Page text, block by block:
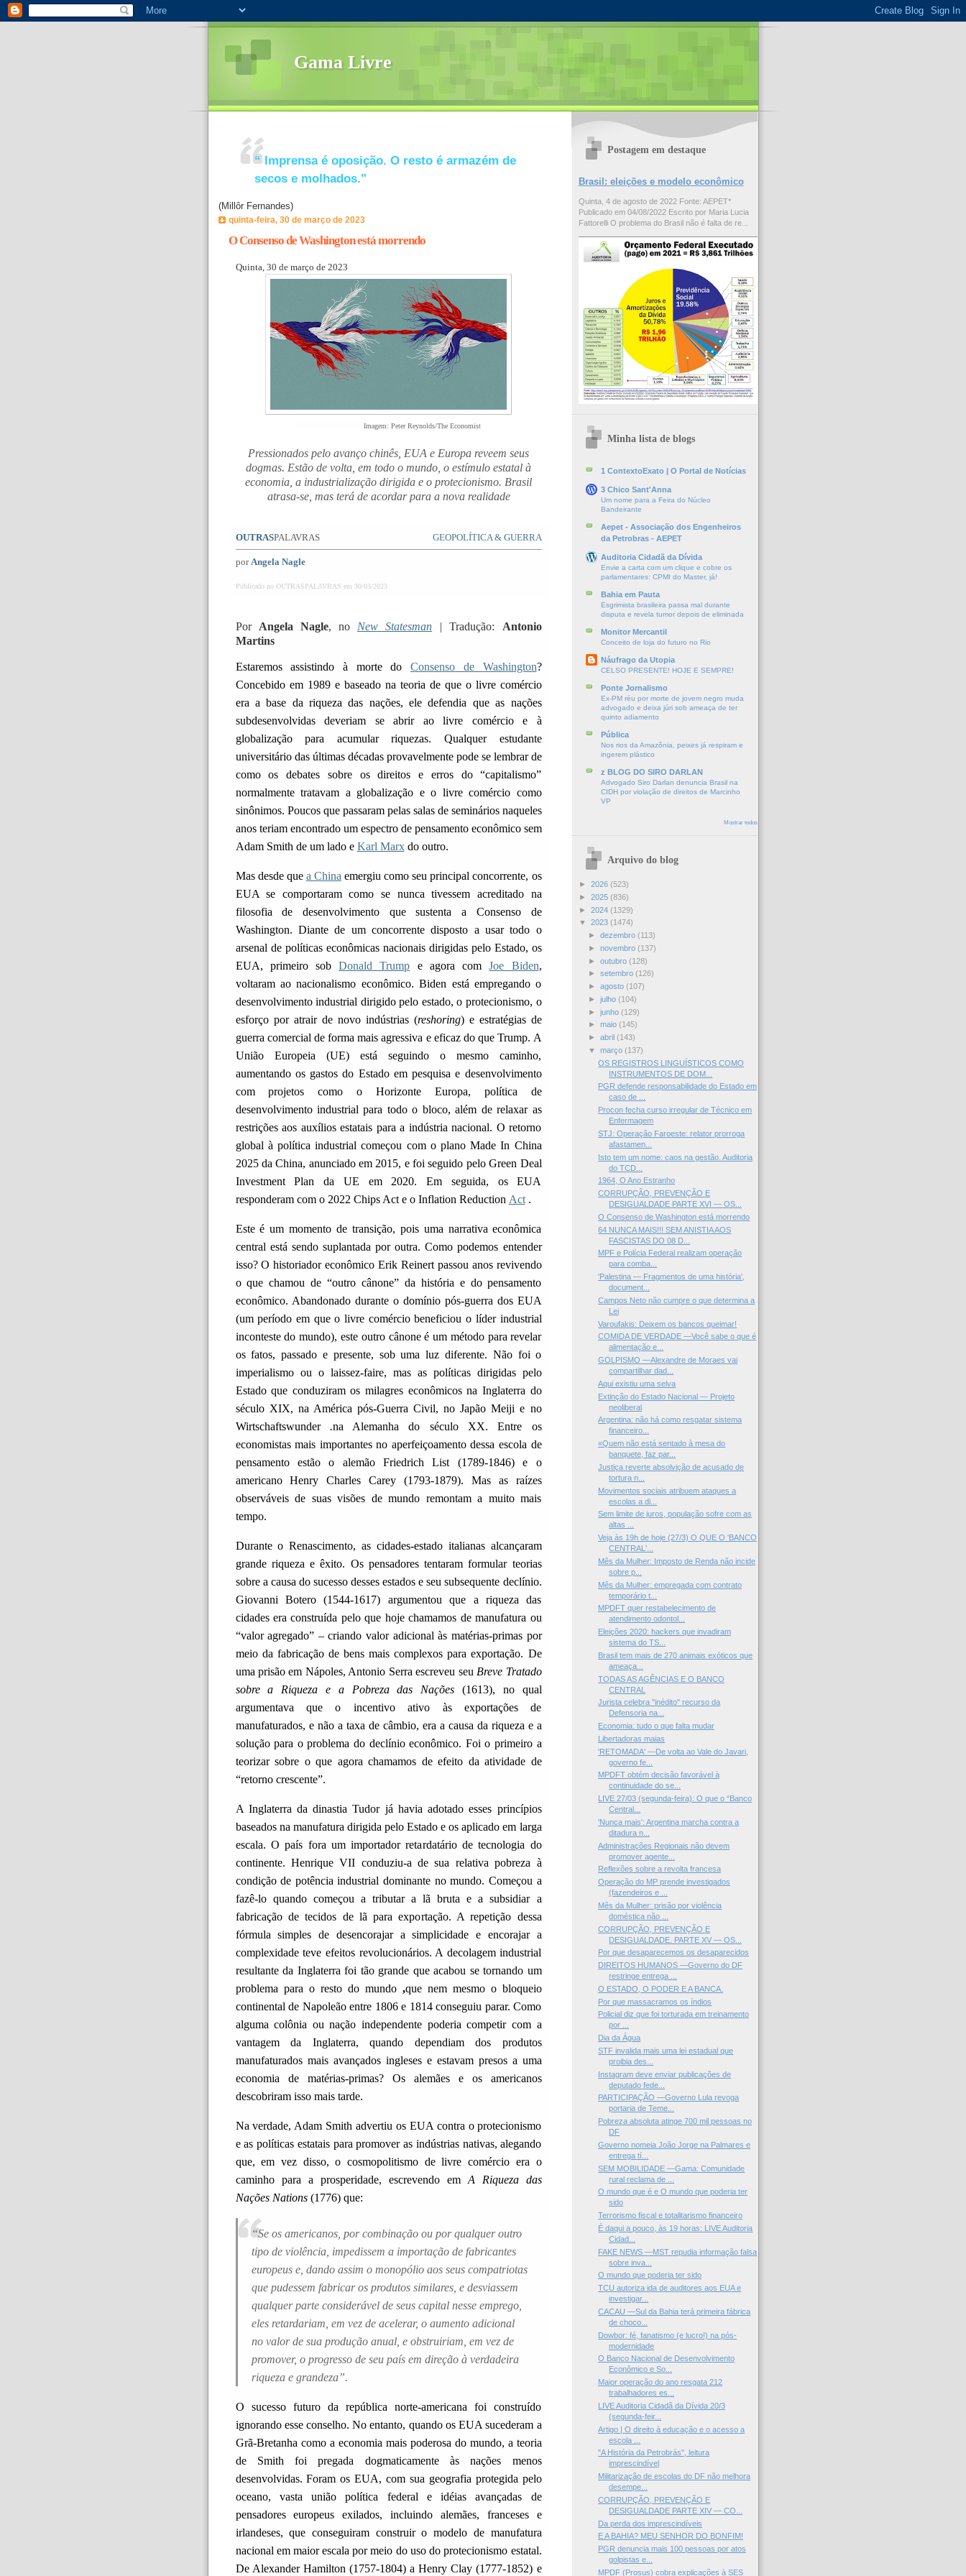
Gama Livre
“ Imprensa é oposição. O resto é armazém de
secos e molhados."
(Millôr Fernandes)
quinta-feira, 30 de março de 2023
O Consenso de Washington está morrendo
Quinta, 30 de março de 2023
Imagem: Peter Reynolds/The Economist
Pressionados pelo avanço chinês, EUA e Europa reveem seus
dogmas. Estão de volta, em todo o mundo, o estímulo estatal à
economia, a industrialização dirigida e o protecionismo. Brasil
atrasa-se, mas terá de acordar para a nova realidade
OUTRASPALAVRAS GEOPOLÍTICA & GUERRA
por Angela Nagle
Publicado no OUTRASPALAVRAS em 30/03/2023
Por Angela Nagle, no New Statesman |Tradução:
Antonio
Martins
Estaremos assistindo à morte doConsenso de Washington?
Concebido em 1989 e baseado na teoria de que o livre comércio
era a base da riqueza das nações, ele defendia que as nações
subdesenvolvidas deveriam se abrir ao livre comércio e à
globalização para acumular riquezas. Qualquer estudante
universitário das últimas décadas provavelmente pode se lembrar de
como os debates sobre os direitos e erros do “capitalismo”
normalmente tratavam a globalização e o livre comércio como
sinônimos. Poucos que passaram pelas salas de seminários naqueles
anos teriam encontrado um espectro de pensamento econômico sem
Adam Smith de um lado e Karl Marxdo outro.
Mas desde que a China emergiu como seu principal concorrente, os
EUA se comportaram como se nunca tivessem acreditado na
filosofia de desenvolvimento que sustenta a Consenso de
Washington. Diante de um concorrente disposto a usar todo o
arsenal de políticas econômicas nacionais dirigidas pelo Estado, os
EUA, primeiro sobDonald Trump e agora comJoe Biden,
voltaram ao nacionalismo econômico. Biden está empregando o
desenvolvimento industrial dirigido pelo estado, o protecionismo, o
esforço por atrair de novo indústrias (reshoring) e estratégias de
guerra comercial de forma mais agressiva e eficaz do que Trump. A
União Europeia (UE) está seguindo o mesmo caminho,
aumentando os gastos do Estado em pesquisa e desenvolvimento
com projetos como o Horizonte Europa, política de
desenvolvimento industrial para todo o bloco, além de relaxar as
restrições aos auxílios estatais para a indústria nacional. O retorno
global à política industrial começou com o plano Made In China
2025 da China, anunciado em 2015, e foi seguido pelo Green Deal
Investment Plan da UE em 2020. Em seguida, os EUA
responderam com o 2022 Chips Act e o Inflation Reduction Act.
Este é um momento de transição, pois uma narrativa econômica
central está sendo suplantada por outra. Como podemos entender
isso? O historiador econômico Erik Reinert passou anos revivendo
o que chamou de “outro cânone” da história e do pensamento
econômico. Abandonado durante o domínio pós-guerra dos EUA
(um período em que o livre comércio beneficiou o líder industrial
inconteste do mundo), este outro cânone é um método para revelar
os fatos, passado e presente, sob uma luz diferente. Não foi o
imperialismo ou o laissez-faire, mas as políticas dirigidas pelo
Estado que conduziram os milagres econômicos na Inglaterra do
século XIX, na América pós-Guerra Civil, no Japão Meiji e no
Wirtschaftswunder .na Alemanha do século XX. Entre os
economistas mais importantes no aperfeiçoamento dessa escola de
pensamento estão o alemão Friedrich List (1789-1846) e o
americano Henry Charles Carey (1793-1879). Mas as raízes
observáveis ​​de suas visões de mundo remontam a muito mais
tempo.
Durante o Renascimento, as cidades-estado italianas alcançaram
grande riqueza e êxito. Os pensadores tentaram formular teorias
sobre a causa do sucesso desses estados e seu subsequente declínio.
Giovanni Botero (1544-1617) argumentou que a riqueza das
cidades era construída pelo que hoje chamamos de manufatura ou
“valor agregado” – criando valor adicional às matérias-primas por
meio da fabricação de bens mais complexos para exportação. De
uma prisão em Nápoles, Antonio Serra escreveu seu Breve Tratado
sobre a Riqueza e a Pobreza das Nações (1613), no qual
argumentava que o incentivo ativo às exportações de
manufaturados, e não a taxa de câmbio, era a causa da riqueza e a
solução para o problema do declínio econômico. Foi o primeiro a
teorizar sobre o que agora chamamos de efeito da atividade de
“retorno crescente”.
A Inglaterra da dinastia Tudor já havia adotado esses princípios
baseados na manufatura dirigida pelo Estado e os aplicado em larga
escala. O país fora um importador retardatário de tecnologia do
continente. Henrique VII conduziu-a de sua relativa pobreza à
condição de potência industrial dominante no mundo. Começou a
fazê-lo quando começou a tributar a lã bruta e a subsidiar a
fabricação de tecidos de lã para exportação. A repetição dessa
fórmula simples de desencorajar a simplicidade e encorajar a
complexidade teve efeitos revolucionários. A decolagem industrial
resultante da Inglaterra foi tão grande que acabou se tornando um
problema para o resto do mundo ,que nem mesmo o bloqueio
continental de Napoleão entre 1806 e 1814 conseguiu parar. Como
alguma colônia ou nação independente poderia competir com a
vantagem da Inglaterra, quando dependiam dos produtos
manufaturados mais avançados ingleses e estavam presos a uma
economia de matérias-primas? Os alemães e os americanos
descobriram isso mais tarde.
Na verdade, Adam Smith advertiu os EUA contra o protecionismo
e as políticas estatais para promover as indústrias nativas, alegando
que, em vez disso, o cosmopolitismo de livre comércio era o
caminho para a prosperidade, escrevendo em A Riqueza das
Nações Nations(1776) que:
“Se os americanos, por combinação ou por qualquer outro
tipo de violência, impedissem a importação de fabricantes
europeus e, dando assim o monopólio aos seus compatriotas
que pudessem fabricar os produtos similares, e desviassem
qualquer parte considerável de seus capital nesse emprego,
eles retardariam, em vez de acelerar, o aumento adicional
no valor de sua produção anual, e obstruiriam, em vez de
promover, o progresso de seu país em direção à verdadeira
riqueza e grandeza”.
O sucesso futuro da república norte-americana foi construído
ignorando esse conselho. No entanto, quando os EUA sucederam a
Grã-Bretanha como a economia mais poderosa do mundo, a teoria
de Smith foi pregada dogmaticamente às nações menos
desenvolvidas. Foram os EUA, com sua geografia protegida pelo
oceano, vasta união política federal e idéias avançadas de
pensadores europeus exilados, incluindo alemães, franceses e
irlandeses, que conseguiram construir o modelo de manufatura
nacional em maior escala por meio do uso do protecionismo estatal.
De Alexander Hamilton (1757-1804) a Henry Clay (1777-1852) e
Postagem em destaque
Brasil: eleições e modelo econômico
Quinta, 4 de agosto de 2022 Fonte: AEPET*
Publicado em 04/08/2022 Escrito por Maria Lucia
Fattorelli O problema do Brasil não é falta de re...
Minha lista de blogs
1 ContextoExato | O Portal de Notícias
3 Chico Sant'Anna
Um nome para a Feira do Núcleo
Bandeirante
Aepet - Associação dos Engenheiros
da Petrobras - AEPET
Auditoria Cidadã da Dívida
Envie a carta com um clique e cobre os
parlamentares: CPMI do Master, já!
Bahia em Pauta
Esgrimista brasileira passa mal durante
disputa e revela tumor depois de eliminada
Monitor Mercantil
Conceito de loja do futuro no Rio
Náufrago da Utopia
CELSO PRESENTE! HOJE E SEMPRE!
Ponte Jornalismo
Ex-PM réu por morte de jovem negro muda
advogado e deixa júri sob ameaça de ter
quinto adiamento
Pública
Nos rios da Amazônia, peixes já respiram e
ingerem plástico
z BLOG DO SIRO DARLAN
Advogado Siro Darlan denuncia Brasil na
CIDH por violação de direitos de Marcinho
VP
Mostrar todos
Arquivo do blog
► 2026 (523)
► 2025 (836)
► 2024 (1329)
▼ 2023 (1474)
► dezembro (113)
► novembro (137)
► outubro (128)
► setembro (126)
► agosto (107)
► julho (104)
► junho (129)
► maio (145)
► abril (143)
▼ março (137)
OS REGISTROS LINGUÍSTICOS COMO
INSTRUMENTOS DE DOM...
PGR defende responsabilidade do Estado em
caso de ...
Procon fecha curso irregular de Técnico em
Enfermagem
STJ: Operação Faroeste: relator prorroga
afastamen...
Isto tem um nome: caos na gestão. Auditoria
do TCD...
1964, O Ano Estranho
CORRUPÇÃO, PREVENÇÃO E
DESIGUALDADE PARTE XVI — OS...
O Consenso de Washington está morrendo
64 NUNCA MAIS!!! SEM ANISTIA AOS
FASCISTAS DO 08 D...
MPF e Polícia Federal realizam operação
para comba...
'Palestina — Fragmentos de uma história',
document...
Campos Neto não cumpre o que determina a
Lei
Varoufakis: Deixem os bancos queimar!
COMIDA DE VERDADE —Você sabe o que é
alimentação e...
GOLPISMO —Alexandre de Moraes vai
compartilhar dad...
Aqui existiu uma selva
Extinção do Estado Nacional — Projeto
neoliberal
Argentina: não há como resgatar sistema
financeiro...
«Quem não está sentado à mesa do
banquete, faz par...
Justiça reverte absolvição de acusado de
tortura n...
Movimentos sociais atribuem ataques a
escolas a di...
Sem limite de juros, população sofre com as
altas ...
Veja às 19h de hoje (27/3) O QUE O 'BANCO
CENTRAL'...
Mês da Mulher: Imposto de Renda não incide
sobre p...
Mês da Mulher: empregada com contrato
temporário t...
MPDFT quer restabelecimento de
atendimento odontol...
Eleições 2020: hackers que invadiram
sistema do TS...
Brasil tem mais de 270 animais exóticos que
ameaça...
TODAS AS AGÊNCIAS E O BANCO
CENTRAL
Jurista celebra "inédito" recurso da
Defensoria na...
Economia: tudo o que falta mudar
Libertadoras maias
'RETOMADA' —De volta ao Vale do Javari,
governo fe...
MPDFT obtém decisão favorável à
continuidade do se...
LIVE 27/03 (segunda-feira): O que o “Banco
Central...
'Nunca mais': Argentina marcha contra a
ditadura n...
Administrações Regionais não devem
promover agente...
Reflexões sobre a revolta francesa
Operação do MP prende investigados
(fazendeiros e ...
Mês da Mulher: prisão por violência
doméstica não ...
CORRUPÇÃO, PREVENÇÃO E
DESIGUALDADE. PARTE XV — OS...
Por que desaparecemos os desaparecidos
DIREITOS HUMANOS —Governo do DF
restringe entrega ...
O ESTADO, O PODER E A BANCA.
Por que massacramos os índios
Policial diz que foi torturada em treinamento
por ...
Dia da Água
STF invalida mais uma lei estadual que
proibia des...
Instagram deve enviar publicações de
deputado fede...
PARTICIPAÇÃO —Governo Lula revoga
portaria de Teme...
Pobreza absoluta atinge 700 mil pessoas no
DF
Governo nomeia João Jorge na Palmares e
entrega tí...
SEM MOBILIDADE —Gama: Comunidade
rural reclama de ...
O mundo que é e O mundo que poderia ter
sido
Terrorismo fiscal e totalitarismo financeiro
É daqui a pouco, às 19 horas: LIVE Auditoria
Cidad...
FAKE NEWS —MST repudia informação falsa
sobre inva...
O mundo que poderia ter sido
TCU autoriza ida de auditores aos EUA e
investigar...
CACAU —Sul da Bahia terá primeira fábrica
de choco...
Dowbor: fé, fanatismo (e lucro!) na pós-
modernidade
O Banco Nacional de Desenvolvimento
Econômico e So...
Maior operação do ano resgata 212
trabalhadores es...
LIVE Auditoria Cidadã da Dívida 20/3
(segunda-feir...
Artigo | O direito à educação e o acesso a
escola ...
"A História da Petrobrás", leitura
imprescindível
Militarização de escolas do DF não melhora
desempe...
CORRUPÇÃO, PREVENÇÃO E
DESIGUALDADE PARTE XIV — CO...
Da perda dos imprescindíveis
E A BAHIA? MEU SENHOR DO BONFIM!
PGR denuncia mais 100 pessoas por atos
golpistas e...
MPDF (Prosus) cobra explicações à SES